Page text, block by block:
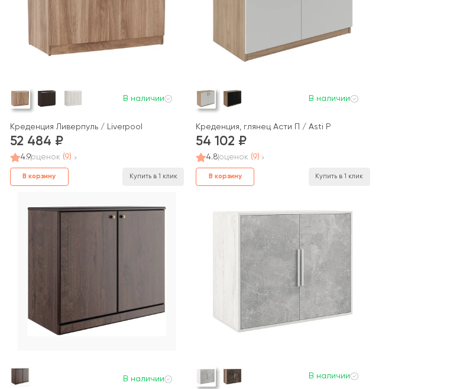
В наличии
Креденция Ливерпуль / Liverpool
52 484
4.9оценок (9)
В корзину Купить в 1 клик
В наличии
Креденция, глянец Асти П / Asti P
54 102
4.8 оценок (9)
В корзину Купить в 1 клик
В наличии В наличии